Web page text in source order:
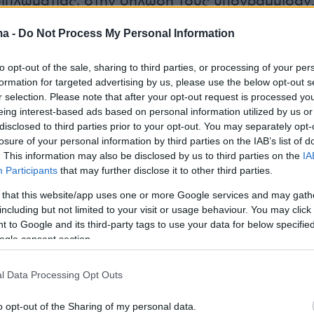
- Do Not Process My Personal Information
opt-out of the sale, sharing to third parties, or processing of your
for targeted advertising by us, please use the below opt-out
selection. Please note that after your opt-out request is processed
interest-based ads based on personal information utilized by us
to third parties prior to your opt-out. You may separately
of your personal information by third parties on the IAB’s list of
This information may also be disclosed by us to third parties on the
Participants that may further disclose it to other third parties.
that this website/app uses one or more Google services and may
but not limited to your visit or usage behaviour. You may
to Google and its third-party tags to use your data for below
consent section.
Data Processing Opt Outs
opt-out of the Sharing of my personal data.
Είναι ανεπίτρεπτο οι διαδηλωτές αυτοί,
πολλοί Ιταλοί, να υποβάλλονται σε μια
η οποία πλήττει την ανθρώπινη αξιοπρέπεια.Η
πραγματοποιεί άμεσα,στο υψηλότερο
όλα τα αναγκαία βήματα για να πετύχει
των εμπλεκόμενων, Ιταλών πολιτών.
παράλληλα, να ζητηθεί συγγνώμη για την
οποίας έτυχαν οι πολίτες αυτοί και για το
τα σαφή αιτήματα της ιταλικής
τον λόγο αυτό, το υπουργείο Εξωτερικών
τον πρέσβη του Ισραήλ στην Ρώμη, με στόχο